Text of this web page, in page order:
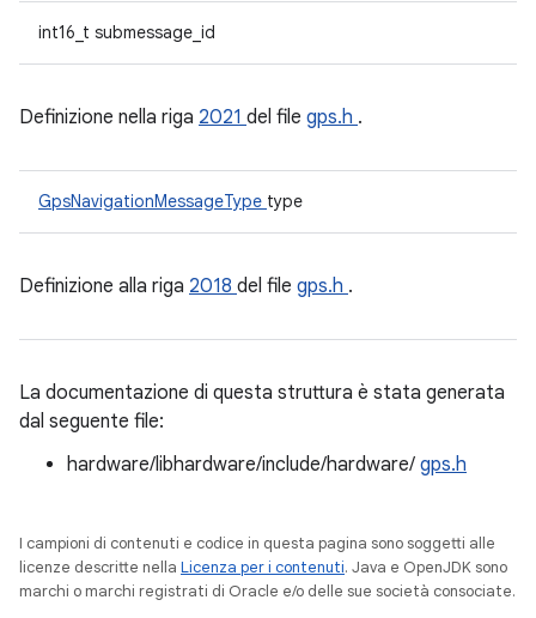
int16_t submessage_id
Definizione nella riga 2021 del file gps.h .
GpsNavigationMessageType type
Definizione alla riga 2018 del file gps.h .
La documentazione di questa struttura è stata generata
dal seguente file:
hardware/libhardware/include/hardware/ gps.h
I campioni di contenuti e codice in questa pagina sono soggetti alle
licenze descritte nella Licenza per i contenuti. Java e OpenJDK sono
marchi o marchi registrati di Oracle e/o delle sue società consociate.